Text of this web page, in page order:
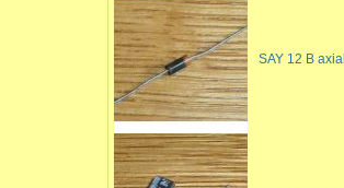
SAY 12 B axial